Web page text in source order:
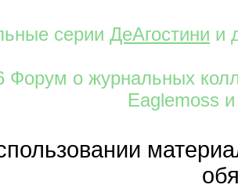
серии ДеАгостини и
Форум о журнальных
Eaglemoss и